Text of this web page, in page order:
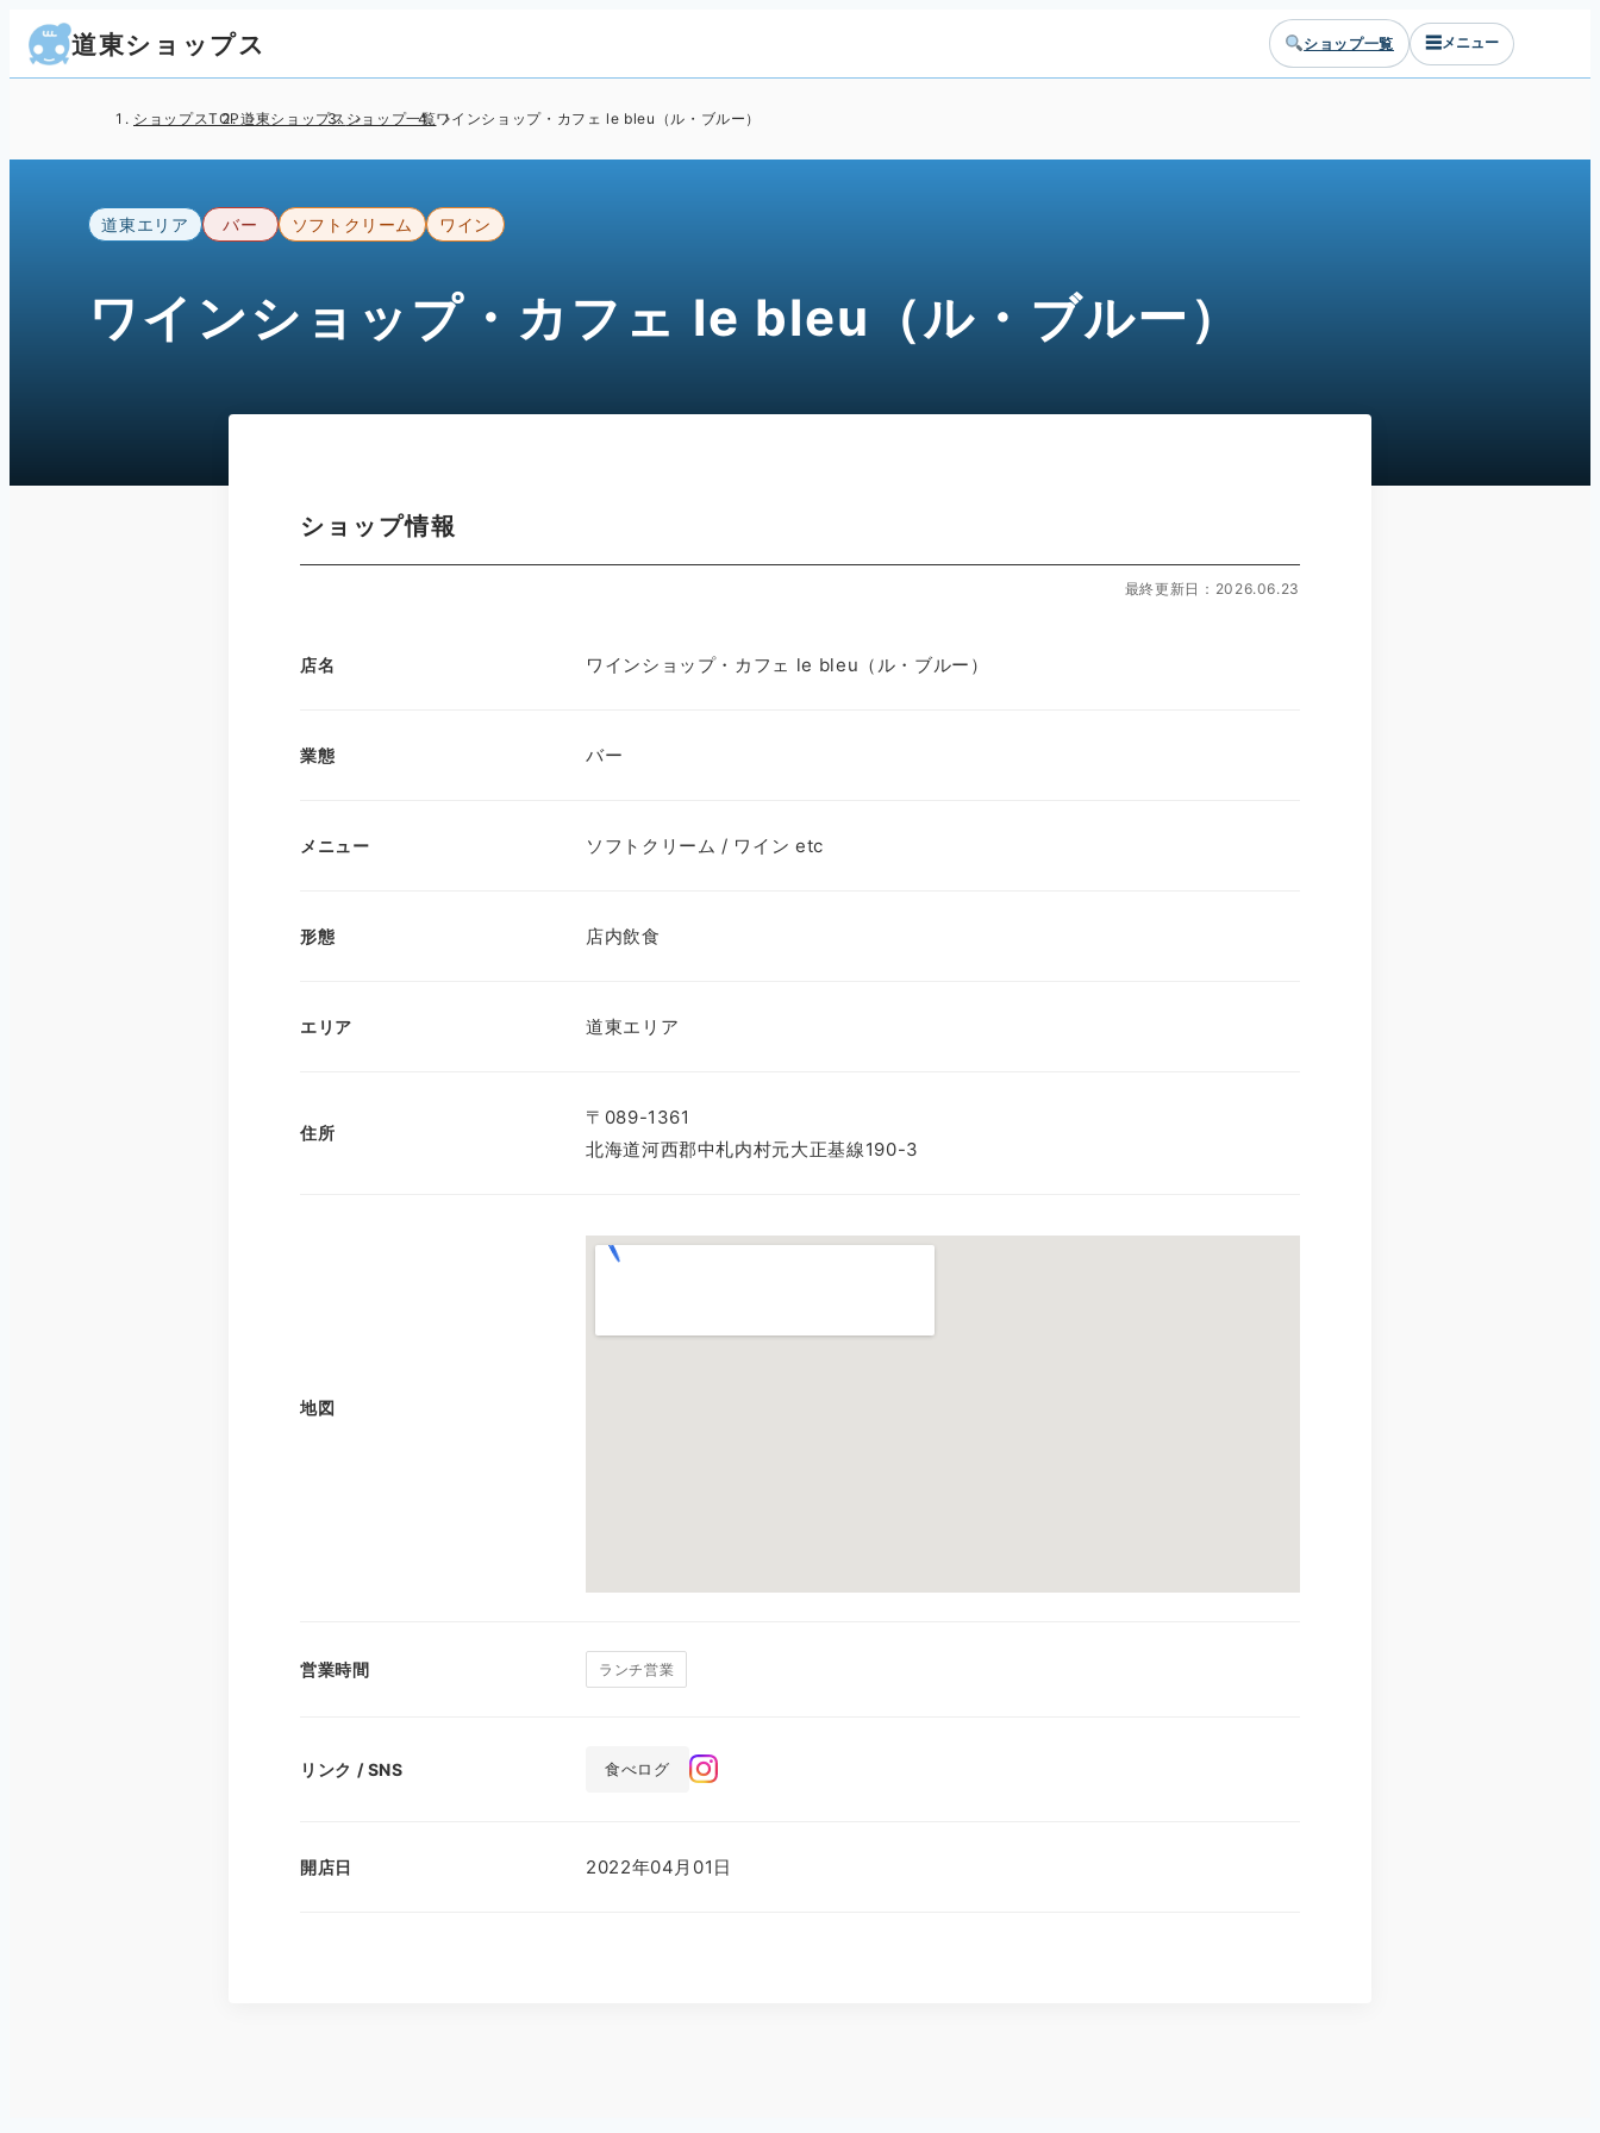
道東ショップス ショップ一覧 ☰メニュー
ショップスTOP道東ショップス ショップ一覧ワインショップ・カフェ le bleu（ル・ブルー）
道東エリア バー ソフトクリーム ワイン
ワインショップ・カフェ le bleu（ル・ブルー）
ショップ情報
最終更新日：2026.06.23
店名 ワインショップ・カフェ le bleu（ル・ブルー）
業態 バー
メニュー ソフトクリーム / ワイン etc
形態 店内飲食
エリア 道東エリア
住所
〒089-1361
北海道河西郡中札内村元大正基線190-3
地図
営業時間 ランチ営業
リンク / SNS 食べログ
開店日 2022年04月01日